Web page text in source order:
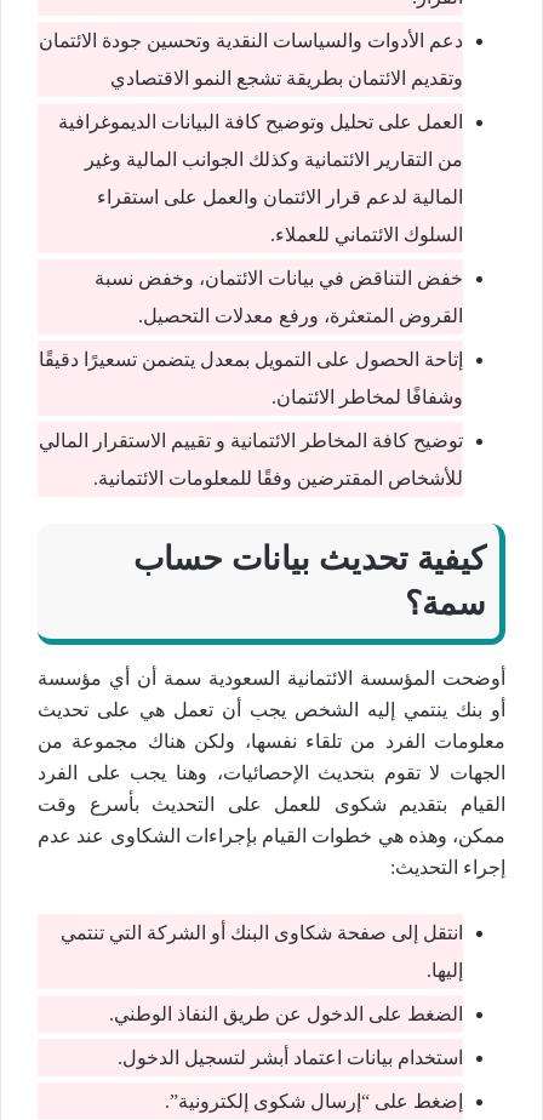
دعم الأدوات والسياسات النقدية وتحسين جودة الائتمان
وتقديم الائتمان بطريقة تشجع النمو الاقتصادي
العمل على تحليل وتوضيح كافة البيانات الديموغرافية
من التقارير الائتمانية وكذلك الجوانب المالية وغير
المالية لدعم قرار الائتمان والعمل على استقراء
السلوك الائتماني للعملاء.
خفض التناقض في بيانات الائتمان، وخفض نسبة
القروض المتعثرة، ورفع معدلات التحصيل.
إتاحة الحصول على التمويل بمعدل يتضمن تسعيرًا دقيقًا
وشفافًا لمخاطر الائتمان.
توضيح كافة المخاطر الائتمانية و تقييم الاستقرار المالي
للأشخاص المقترضين وفقًا للمعلومات الائتمانية.
كيفية تحديث بيانات حساب
سمة؟
أوضحت المؤسسة الائتمانية السعودية سمة أن أي مؤسسة
أو بنك ينتمي إليه الشخص يجب أن تعمل هي على تحديث
معلومات الفرد من تلقاء نفسها، ولكن هناك مجموعة من
الجهات لا تقوم بتحديث الإحصائيات، وهنا يجب على الفرد
القيام بتقديم شكوى للعمل على التحديث بأسرع وقت
ممكن، وهذه هي خطوات القيام بإجراءات الشكاوى عند عدم
إجراء التحديث:
انتقل إلى صفحة شكاوى البنك أو الشركة التي تنتمي
إليها.
الضغط على الدخول عن طريق النفاذ الوطني.
استخدام بيانات اعتماد أبشر لتسجيل الدخول.
إضغط على “إرسال شكوى إلكترونية”.